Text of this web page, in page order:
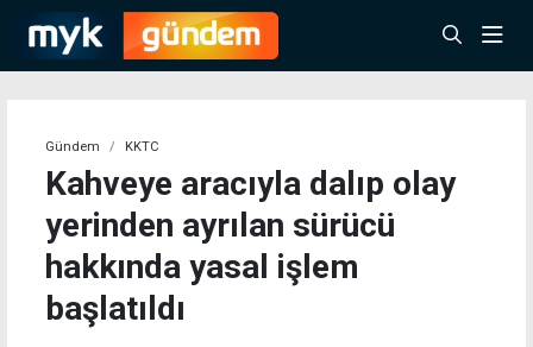
Gündem KKTC
Kahveye aracıyla dalıp olay
yerinden ayrılan sürücü
hakkında yasal işlem
başlatıldı